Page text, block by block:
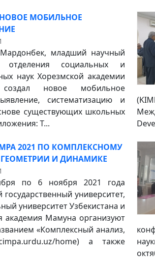
МОБИЛЬНОЕ
младший научный
отделения социальных и
наук Хорезмской академии
новое мобильное
систематизацию и
существующих школьных
T...
2021 ПО КОМПЛЕКСНОМУ
И ДИНАМИКЕ
по 6 ноября 2021 года
государственный университет,
университет Узбекистана и
академия Мамуна организуют
«Комплексный анализ,
home) а также